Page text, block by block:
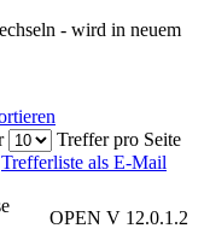
- wird in neuem
Treffer pro Seite
Trefferliste als E-Mail
OPEN V 12.0.1.2